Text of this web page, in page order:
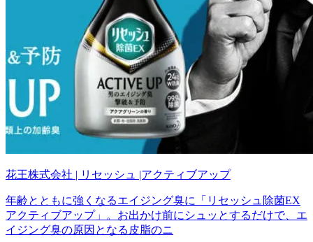
花王株式会社 | リセッシュ |アクティブアップ
年齢とともに強くなるエイジング臭に「リセッシュ除菌EX
アクティブアップ」。お出かけ前にシュッとするだけで、エ
イジング臭の原因となる皮脂のニ